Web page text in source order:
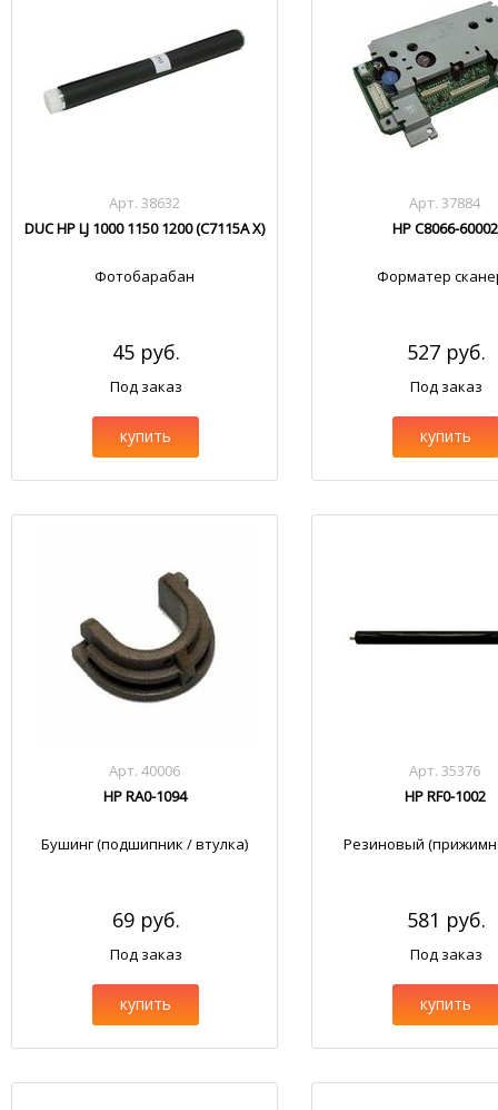
Арт. 38632
DUC HP LJ 1000 1150 1200 (C7115A X)
Фотобарабан
45 руб.
Под заказ
купить
Арт. 37884
HP C8066-60002
Форматер
527 руб.
Под заказ
купить
Арт. 40006
HP RA0-1094
Бушинг (подшипник / втулка)
69 руб.
Под заказ
купить
Арт. 35376
HP RF0-1002
Резиновый
581 руб.
Под заказ
купить